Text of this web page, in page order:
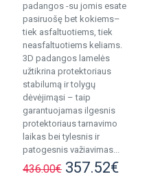
padangos -su jomis esate
pasiruošę bet kokiems–
tiek asfaltuotiems, tiek
neasfaltuotiems keliams.
3D padangos lamelės
užtikrina protektoriaus
stabilumą ir tolygų
dėvėjimąsi – taip
garantuojamas ilgesnis
protektoriaus tarnavimo
laikas bei tylesnis ir
patogesnis važiavimas...
436.00€ 357.52€